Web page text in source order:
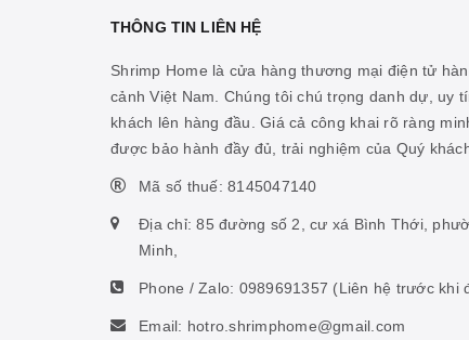
Vitamin cá biển
Hỗ trợ ao hồ
Nhíp
Phụ kiện ấp artemia
Hỗ trợ tiêu hóa
Dymax
Cibi
KZJ
Mius
KW zone
Coloer
THÔNG TIN LIÊN HỆ
Shrimp Home là cửa hàng thương mại điện tử
cảnh Việt Nam. Chúng tôi chú trọng danh dự, uy
khách lên hàng đầu. Giá cả công khai rõ ràng
được bảo hành đầy đủ, trải nghiệm của Quý
Mã số thuế: 8145047140
Địa chỉ: 85 đường số 2, cư xá Bình Thới,
Minh,
Phone / Zalo: 0989691357 (Liên hệ trước khi
Email: hotro.shrimphome@gmail.com